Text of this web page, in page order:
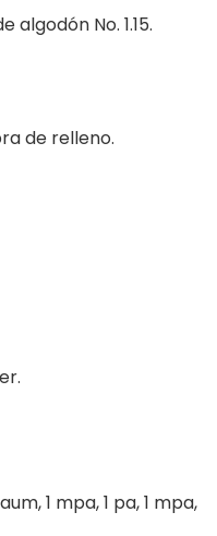
No. 1.15.
de relleno.
1 mpa, 1 pa, 1 mpa,